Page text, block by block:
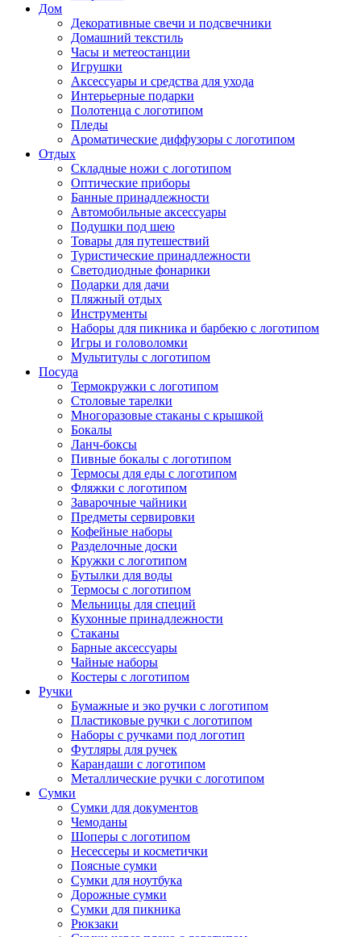
Дом
Декоративные свечи и подсвечники
Домашний текстиль
Часы и метеостанции
Игрушки
Аксессуары и средства для ухода
Интерьерные подарки
Полотенца с логотипом
Пледы
Ароматические диффузоры с логотипом
Отдых
Складные ножи с логотипом
Оптические приборы
Банные принадлежности
Автомобильные аксессуары
Подушки под шею
Товары для путешествий
Туристические принадлежности
Светодиодные фонарики
Подарки для дачи
Пляжный отдых
Инструменты
Наборы для пикника и барбекю с логотипом
Игры и головоломки
Мультитулы с логотипом
Посуда
Термокружки с логотипом
Столовые тарелки
Многоразовые стаканы с крышкой
Бокалы
Ланч-боксы
Пивные бокалы с логотипом
Термосы для еды с логотипом
Фляжки с логотипом
Заварочные чайники
Предметы сервировки
Кофейные наборы
Разделочные доски
Кружки с логотипом
Бутылки для воды
Термосы с логотипом
Мельницы для специй
Кухонные принадлежности
Стаканы
Барные аксессуары
Чайные наборы
Костеры с логотипом
Ручки
Бумажные и эко ручки с логотипом
Пластиковые ручки с логотипом
Наборы с ручками под логотип
Футляры для ручек
Карандаши с логотипом
Металлические ручки с логотипом
Сумки
Сумки для документов
Чемоданы
Шоперы с логотипом
Несессеры и косметички
Поясные сумки
Сумки для ноутбука
Дорожные сумки
Сумки для пикника
Рюкзаки